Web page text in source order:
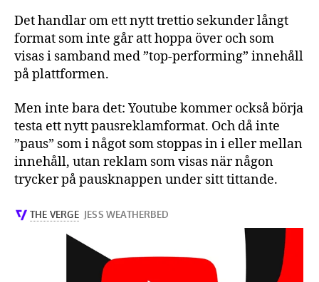
Det handlar om ett nytt trettio sekunder långt
format som inte går att hoppa över och som
visas i samband med ”top-performing” innehåll
på plattformen.
Men inte bara det: Youtube kommer också börja
testa ett nytt pausreklamformat. Och då inte
”paus” som i något som stoppas in i eller mellan
innehåll, utan reklam som visas när någon
trycker på pausknappen under sitt tittande.